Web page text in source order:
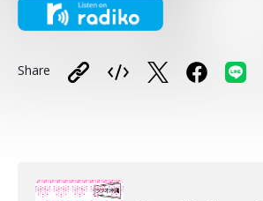
Share